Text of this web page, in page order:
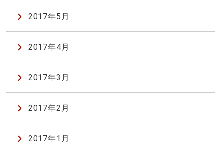
2017年5月
2017年4月
2017年3月
2017年2月
2017年1月